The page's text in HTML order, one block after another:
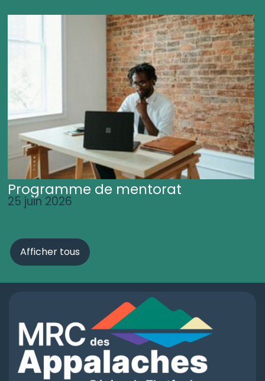
Programme de mentorat
25 juin 2026
Afficher tous